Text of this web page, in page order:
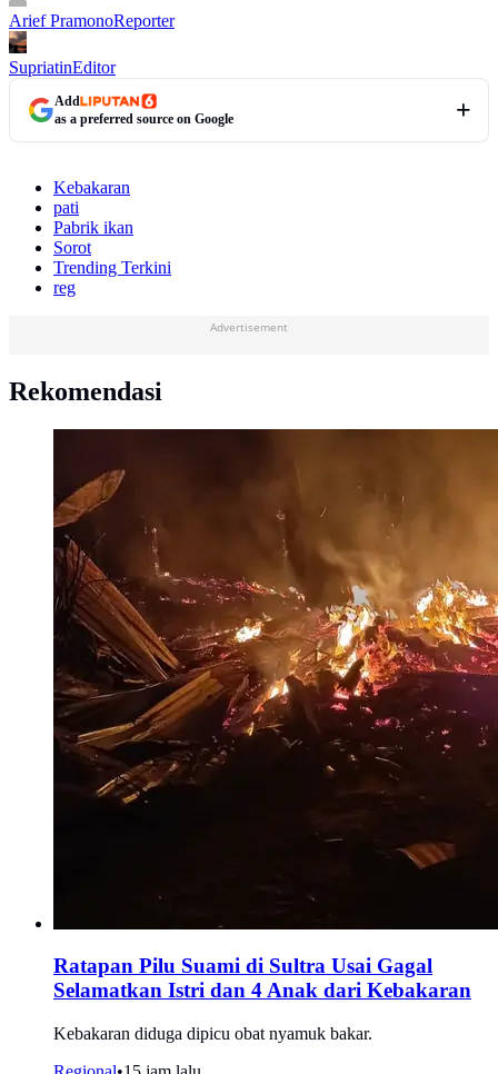
Arief PramonoReporter
SupriatinEditor
Add
as a preferred source on Google
Kebakaran
pati
Pabrik ikan
Sorot
Trending Terkini
reg
Advertisement
Rekomendasi
Ratapan Pilu Suami di Sultra Usai Gagal
Selamatkan Istri dan 4 Anak dari Kebakaran
Kebakaran diduga dipicu obat nyamuk bakar.